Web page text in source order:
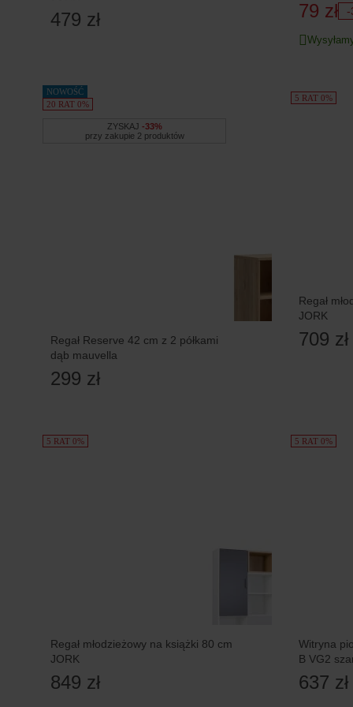
479 zł 79 zł -
NOWOŚĆ
20 RAT 0%
ZYSKAJ -33%
przy zakupie 2 produktów
Regał Reserve 42 cm z 2 półkami
dąb mauvella
299 zł
5 RAT 0%
Regał
JORK
709 zł
5 RAT 0%
Regał młodzieżowy na książki 80 cm
JORK
849 zł
5 RAT 0%
Witryna
B VG2
637 zł